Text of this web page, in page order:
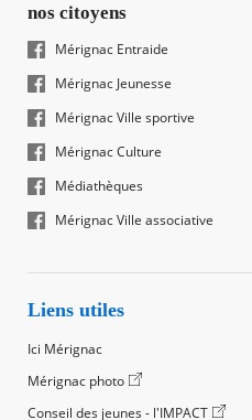
nos citoyens
Mérignac Entraide
Mérignac Jeunesse
Mérignac Ville sportive
Mérignac Culture
Médiathèques
Mérignac Ville associative
Liens utiles
Ici Mérignac
Mérignac photo
Conseil des jeunes - l'IMPACT